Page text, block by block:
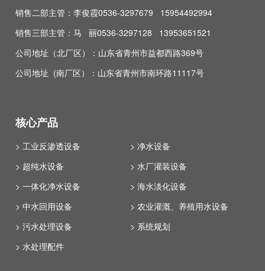
销售二部主管：李俊霞0536-3297679 15954492994
销售三部主管：马 丽0536-3297128 13953651521
公司地址（北厂区）：山东省青州市益都西路369号
公司地址 (南厂区）：山东省青州市南环路11117号
核心产品
> 工业反渗透设备
> 净水设备
> 超纯水设备
> 水厂灌装设备
> 一体化净水设备
> 海水淡化设备
> 中水回用设备
> 农业灌溉、养殖用水设备
> 污水处理设备
> 系统规划
> 水处理配件